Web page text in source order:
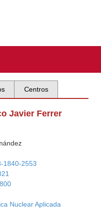
Centros
Javier Ferrer
1840-2553
Nuclear Aplicada